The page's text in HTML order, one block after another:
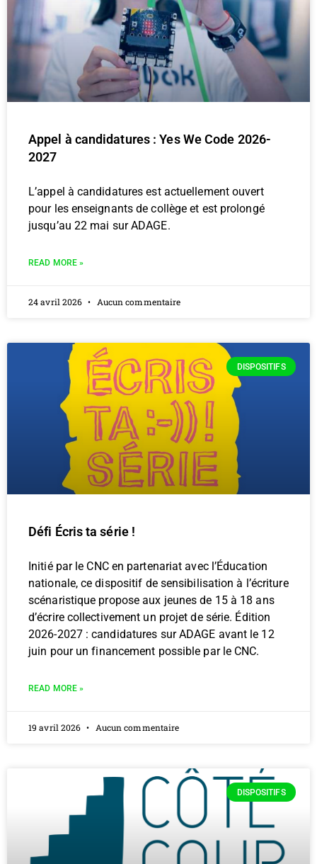
Appel à candidatures : Yes We Code 2026-
2027
L’appel à candidatures est actuellement ouvert
pour les enseignants de collège et est prolongé
jusqu’au 22 mai sur ADAGE.
READ MORE »
24 avril 2026 Aucun commentaire
DISPOSITIFS
Défi Écris ta série !
Initié par le CNC en partenariat avec l’Éducation
nationale, ce dispositif de sensibilisation à l’écriture
scénaristique propose aux jeunes de 15 à 18 ans
d’écrire collectivement un projet de série. Édition
2026-2027 : candidatures sur ADAGE avant le 12
juin pour un financement possible par le CNC.
READ MORE »
19 avril 2026 Aucun commentaire
DISPOSITIFS